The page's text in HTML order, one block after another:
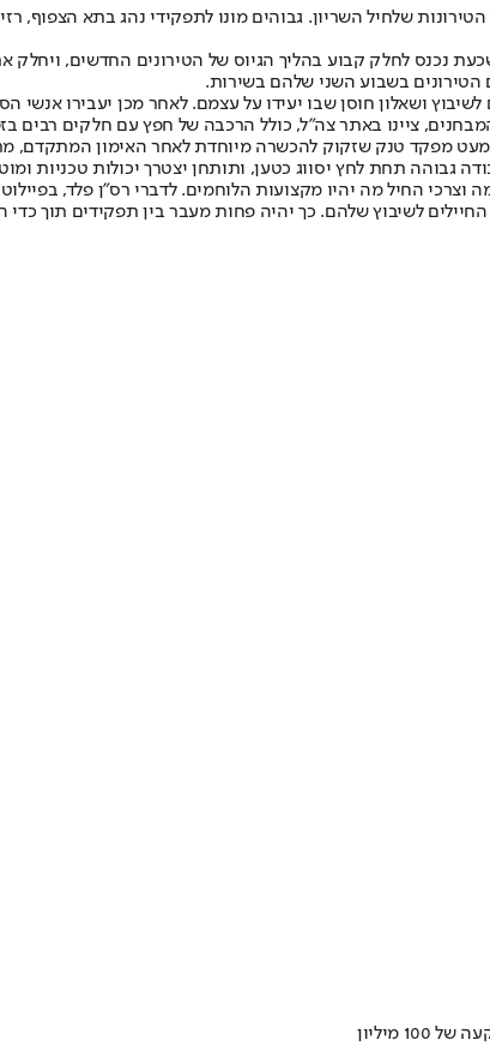
שלחיל השריון. גבוהים מונו לתפקידי נהג בתא הצפוף,
נכנס לחלק קבוע בהליך הגיוס של הטירונים החדשים,
הטירונים בשבוע השני שלהם בשירות.
ושאלון חוסן שבו יעידו על עצמם. לאחר מכן יעבירו
ציינו באתר צה"ל, כולל הרכבה של חפץ עם חלקים רבים
למעט מפקד טנק שזקוק להכשרה מיוחדת לאחר האימון
גבוהה תחת לחץ יסווג כטען, ותותחן יצטרך יכולות טכניות
החיל מה יהיו מקצועות הלוחמים. לדברי רס"ן פלד,
לשיבוץ שלהם. כך יהיה פחות מעבר בין תפקידים תוך